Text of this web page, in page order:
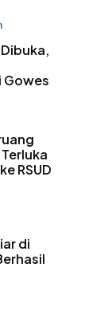
Gowes
RSUD
di